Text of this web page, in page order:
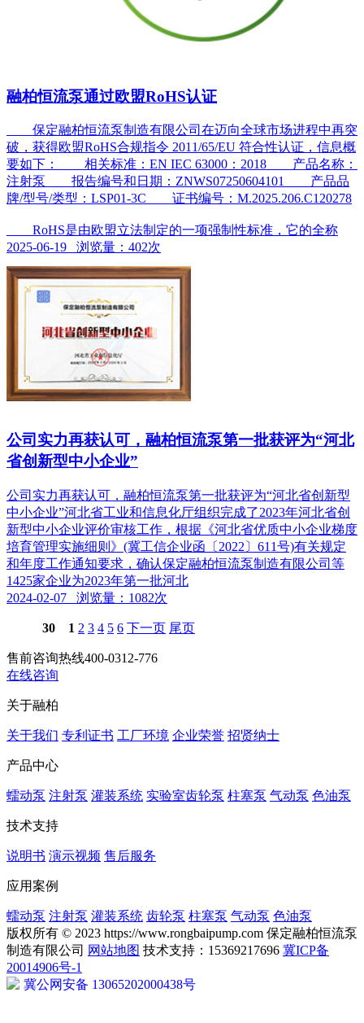
融柏恒流泵通过欧盟RoHS认证
保定融柏恒流泵制造有限公司在迈向全球市场进程中再突
破，获得欧盟RoHS合规指令 2011/65/EU 符合性认证，信息概
要如下： 相关标准：EN IEC 63000：2018 产品名称：
注射泵 报告编号和日期：ZNWS07250604101 产品品
牌/型号/类型：LSP01-3C 证书编号：M.2025.206.C120278
RoHS是由欧盟立法制定的一项强制性标准，它的全称
2025-06-19 浏览量：402次
公司实力再获认可，融柏恒流泵第一批获评为“河北
省创新型中小企业”
公司实力再获认可，融柏恒流泵第一批获评为“河北省创新型
中小企业”河北省工业和信息化厅组织完成了2023年河北省创
新型中小企业评价审核工作，根据《河北省优质中小企业梯度
培育管理实施细则》(冀工信企业函〔2022〕611号)有关规定
和年度工作通知要求，确认保定融柏恒流泵制造有限公司等
1425家企业为2023年第一批河北
2024-02-07 浏览量：1082次
30 1 2 3 4 5 6 下一页 尾页
售前咨询热线400-0312-776
在线咨询
关于融柏
关于我们 专利证书 工厂环境 企业荣誉 招贤纳士
产品中心
蠕动泵 注射泵 灌装系统 实验室齿轮泵 柱塞泵 气动泵 色油泵
技术支持
说明书 演示视频 售后服务
应用案例
蠕动泵 注射泵 灌装系统 齿轮泵 柱塞泵 气动泵 色油泵
版权所有 © 2023 https://www.rongbaipump.com 保定融柏恒流泵
制造有限公司 网站地图 技术支持：15369217696 冀ICP备
20014906号-1
冀公网安备 13065202000438号